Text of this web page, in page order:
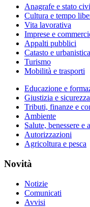
Anagrafe e stato
Cultura e tempo
Vita lavorativa
Imprese e
Appalti pubblici
Catasto e urbanistica
Turismo
Mobilità e trasporti
Educazione e
Giustizia e
Tributi, finanze e
Ambiente
Salute, benessere e
Autorizzazioni
Agricoltura e pesca
Novità
Notizie
Comunicati
Avvisi